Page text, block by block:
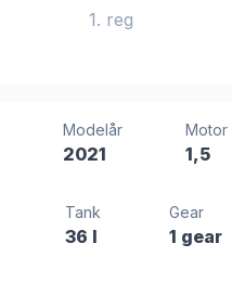
1. reg
Modelår
2021
Motor
1,5
Tank
36 l
Gear
1 gear